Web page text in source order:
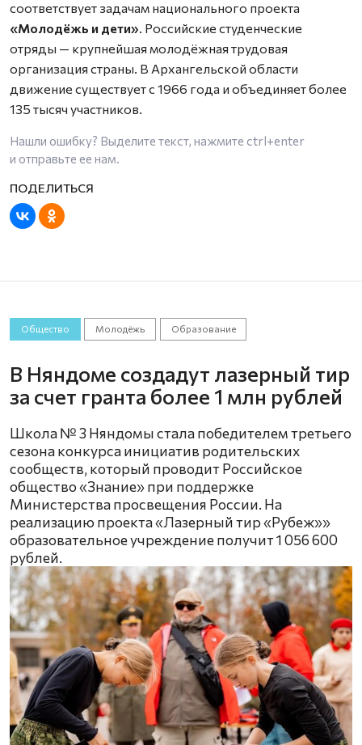
соответствует задачам национального проекта
«Молодёжь и дети». Российские студенческие
отряды — крупнейшая молодёжная трудовая
организация страны. В Архангельской области
движение существует с 1966 года и объединяет более
135 тысяч участников.
Нашли ошибку? Выделите текст, нажмите ctrl+enter
и отправьте ее нам.
Общество Молодёжь Образование
В Няндоме создадут лазерный тир
за счет гранта более 1 млн рублей
Школа № 3 Няндомы стала победителем третьего
сезона конкурса инициатив родительских
сообществ, который проводит Российское
общество «Знание» при поддержке
Министерства просвещения России. На
реализацию проекта «Лазерный тир «Рубеж»»
образовательное учреждение получит 1 056 600
рублей.